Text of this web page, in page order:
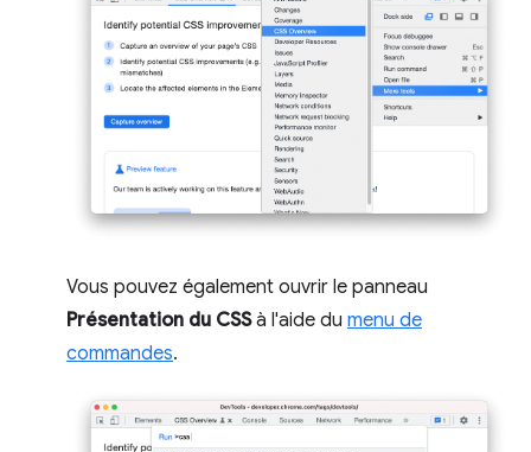
Vous pouvez également ouvrir le panneau
Présentation du CSSà l'aide du menu de
commandes.